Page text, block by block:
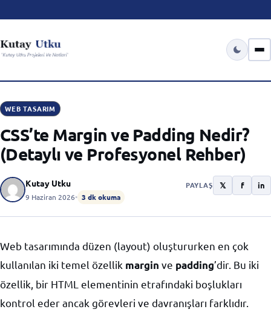
WEB TASARIM
CSS’te Margin ve Padding Nedir?
(Detaylı ve Profesyonel Rehber)
Kutay Utku
9 Haziran 2026• 3 dk okuma
PAYLAŞ 𝕏 f in
Web tasarımında düzen (layout) oluştururken en çok
kullanılan iki temel özellik margin ve padding’dir. Bu iki
özellik, bir HTML elementinin etrafındaki boşlukları
kontrol eder ancak görevleri ve davranışları farklıdır.